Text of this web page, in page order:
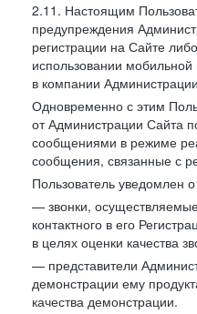
2.11. Настоящим
предупреждения
регистрации на Сайте
использовании
в компании
Одновременно с этим
от Администрации Сайта
сообщениями в режиме
сообщения, связанные с
Пользователь уведомлен
— звонки,
контактного в его
в целях оценки качества
— представители
демонстрации ему
качества демонстрации.